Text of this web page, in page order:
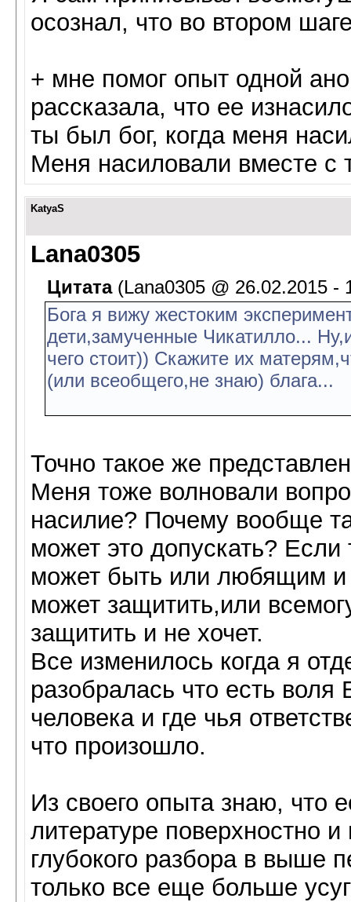
осознал, что во втором
+ мне помог опыт одной
рассказала, что ее
ты был бог, когда меня
Меня насиловали вместе с
KatyaS
Lana0305
Цитата(Lana0305 @ 26.02.2015 -
Бога я вижу жестоким
дети,замученные Чикатилло...
чего стоит)) Скажите их
(или всеобщего,не знаю) блага...
Точно такое же
Меня тоже волновали
насилие? Почему вообще
может это допускать?
может быть или любящим
может защитить,или
защитить и не хочет.
Все изменилось когда я
разобралась что есть воля
человека и где чья
что произошло.
Из своего опыта знаю, что
литературе поверхностно
глубокого разбора в выше
только все еще больше